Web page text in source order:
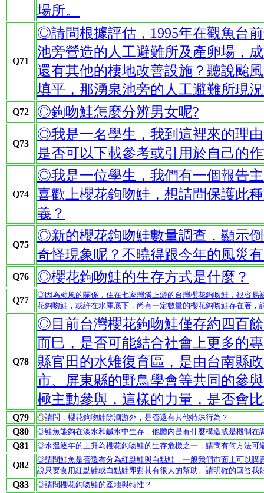
場所。
Q71
◎請問根據評估，1995年在觀魚台
池旁營造的人工避難所及產卵場，
還有其他的棲地改善設施？聽說颱
填平，那湧泉池旁的人工避難所現
Q72 ◎鉤吻鮭怎麼分辨男女呢?
Q73
◎我是一名學生，我到這裡來的理
是否可以下載參考或引用於自己的
Q74
◎我是一位學生，我們有一個報告
喜歡上櫻花鉤吻鮭，想請問保護此
義？
Q75
◎新的櫻花鉤吻鮭數量調查，顯示
奇怪現象呢？不曉得跟今年的風災
Q76 ◎櫻花鉤吻鮭的生存方式是什麼？
Q77
◎因為颱風的關係，住在七家灣溪上游的台灣櫻花鉤吻鮭，很容
花鉤吻鮭，或許在水庫底下，尚有一定數量的櫻花鉤吻鮭存在著
Q78
◎目前台灣櫻花鉤吻鮭僅存約四百
而巳，是否可能結合社會上更多的
縣官田的水雉復育區，是由台南縣
市、屏東縣的野鳥學會等共同的參
極主動參與，這樣的力量，是否會
Q79 ◎請問，櫻花鉤吻鮭除洄游外，是否還有其他特殊行為？
Q80 ◎鮭魚能夠在淡水和鹹水中生存，他體內是有什麼構造或是機制在
Q81 ◎水溫逐年的上升為櫻花鉤吻鮭的生存危機之一，請問有何方法可
Q82
◎請問鮭魚是否還有分為紅點鮭與白點鮭，一般我們市面上可以
說只要食用紅點鮭或白點鮭即對其有很大的幫助。請明確的回答我
Q83 ◎請問櫻花鉤吻鮭的產地與特性？